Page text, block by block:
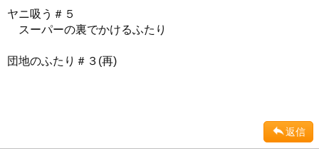
ヤニ吸う＃５
スーパーの裏でかけるふたり
団地のふたり＃３(再)
返信